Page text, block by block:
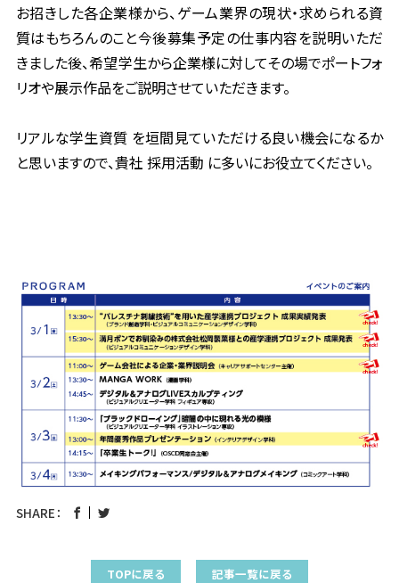
お招きした各企業様から、ゲーム業界の現状・求められる資
質はもちろんのこと今後募集予定の仕事内容を説明いただ
きました後、希望学生から企業様に対してその場でポートフォ
リオや展示作品をご説明させていただきます。
リアルな学生資質 を垣間見ていただける良い機会になるか
と思いますので、貴社 採用活動 に多いにお役立てください。
SHARE：
TOPに戻る 記事一覧に戻る